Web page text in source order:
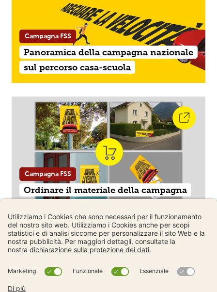
Campagna FSS
Panoramica della campagna nazionale
sul percorso casa-scuola
Campagna FSS
Ordinare il materiale della campagna